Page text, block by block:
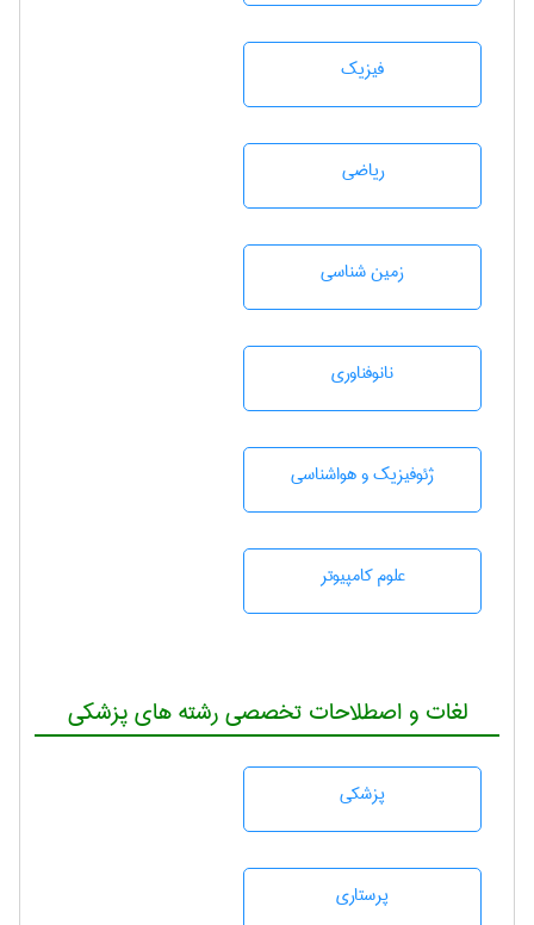
فیزیک
رياضی
زمين شناسی
نانوفناوری
ژئوفيزيك و هواشناسی
علوم کامپیوتر
لغات و اصطلاحات تخصصی رشته های پزشکی
پزشكی
پرستاری